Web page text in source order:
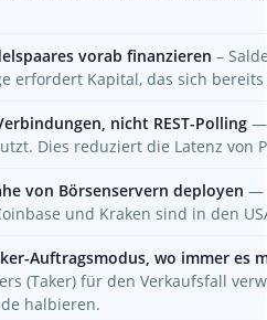
vorab finanzieren –
erfordert Kapital, das sich
nicht REST-Polling —
Dies reduziert die Latenz von
von Börsenservern deployen —
und Kraken sind in den
Auftragsmodus, wo immer es
(Taker) für den Verkaufsfall
halbieren.